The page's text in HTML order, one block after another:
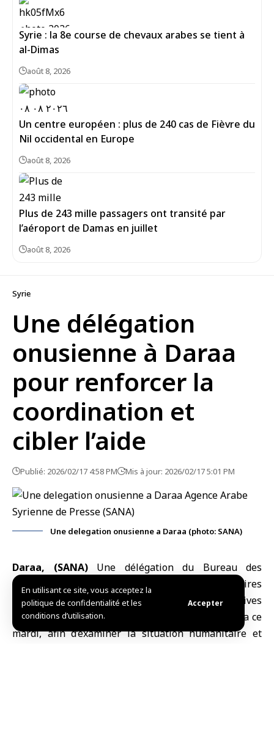
En utilisant ce site, vous acceptez la
politique de confidentialité et les
conditions d’utilisation.
Accepter
Syrie : la 8e course de chevaux arabes se tient à
al-Dimas
août 8, 2026
Un centre européen : plus de 240 cas de Fièvre du
Nil occidental en Europe
août 8, 2026
Plus de 243 mille passagers ont transité par
l’aéroport de Damas en juillet
août 8, 2026
Syrie
Une délégation
onusienne à Daraa
pour renforcer la
coordination et
cibler l’aide
Publié: 2026/02/17 4:58 PM Mis à jour: 2026/02/17 5:01 PM
Une delegation onusienne a Daraa (photo: SANA)
Daraa, (SANA) Une délégation du Bureau des
Nations unies pour la coordination des affaires
humanitaires(OCHA) et d’agences onusiennes actives
a effectué une visite dans le gouvernorat de
Daraa ce
mardi, afin d’examiner la situation humanitaire et